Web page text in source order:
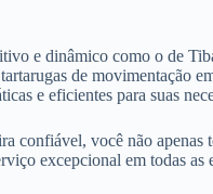
e dinâmico como o de
de movimentação
e eficientes para suas
confiável, você não apenas
excepcional em todas as